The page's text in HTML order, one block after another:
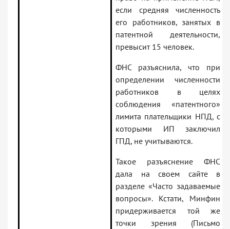
если средняя численность
его работников, занятых в
патентной деятельности,
превысит 15 человек.
ФНС разъяснила, что при
определении численности
работников в целях
соблюдения «патентного»
лимита плательщики НПД, с
которыми ИП заключил
ГПД, не учитываются.
Такое разъяснение ФНС
дала на своем сайте в
разделе «Часто задаваемые
вопросы». Кстати, Минфин
придерживается той же
точки зрения (Письмо